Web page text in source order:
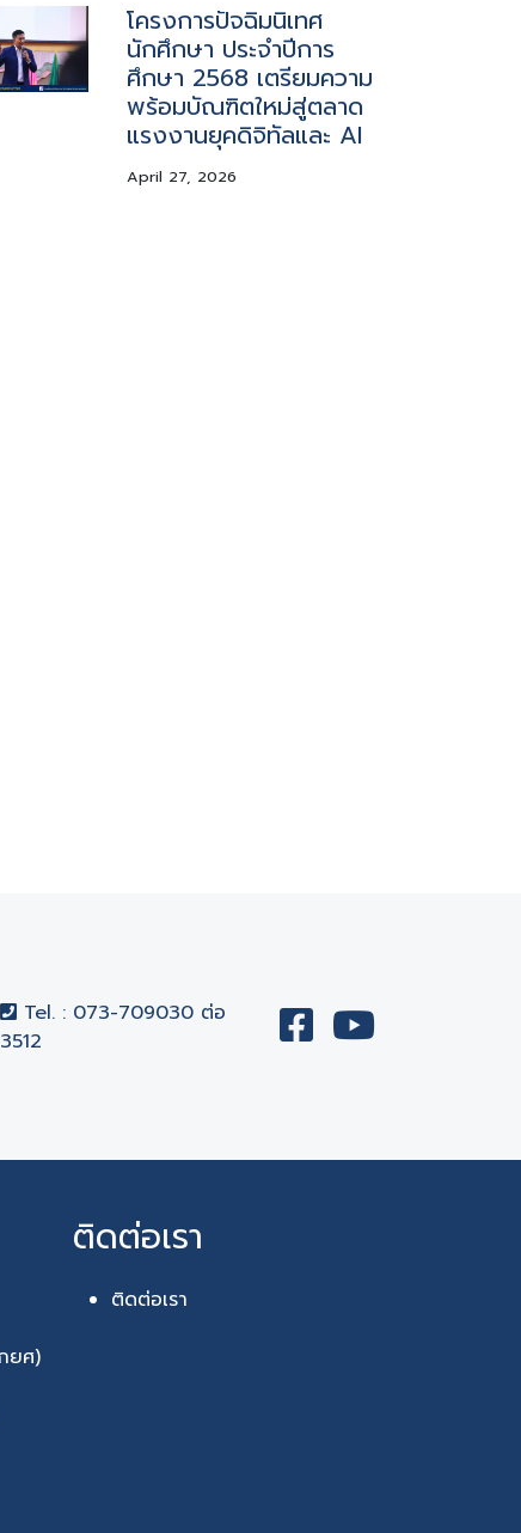
โครงการปัจฉิมนิเทศ
นักศึกษา ประจำปีการ
ศึกษา 2568 เตรียมความ
พร้อมบัณฑิตใหม่สู่ตลาด
แรงงานยุคดิจิทัลและ AI
April 27, 2026
Tel. : 073-709030 ต่อ
3512
ยศ)
ติดต่อเรา
ติดต่อเรา